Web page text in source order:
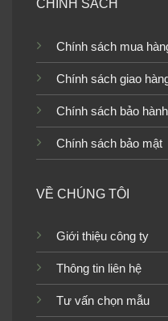
CHÍNH SÁCH
Chính sách mua
Chính sách giao
Chính sách bảo hành
Chính sách bảo mật
VỀ CHÚNG TÔI
Giới thiệu công ty
Thông tin liên hệ
Tư vấn chọn mẫu